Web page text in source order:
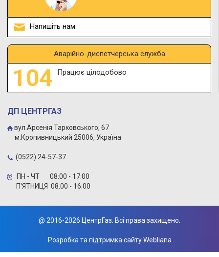
Напишіть нам
Аварійно-диспетчерська служба
Працює цілодобово
ДП ЦЕНТРГАЗ
вул.Арсенія Тарковського, 67
м.Кропивницький 25006, Україна
(0522) 24-57-37
ПН - ЧТ 08:00 - 17:00
П'ЯТНИЦЯ 08:00 - 16:00
@ 2016-2026 ЦентрГаз. Всі права захищено.
Розробка та підтримка сайтуWebliana